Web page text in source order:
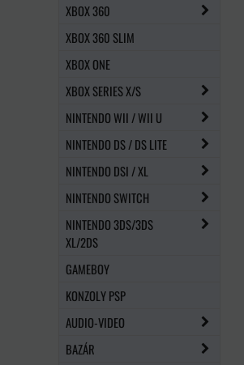
XBOX 360
XBOX 360 SLIM
XBOX ONE
XBOX SERIES X/S
NINTENDO WII / WII U
NINTENDO DS / DS LITE
NINTENDO DSI / XL
NINTENDO SWITCH
NINTENDO 3DS/3DS
XL/2DS
GAMEBOY
KONZOLY PSP
AUDIO-VIDEO
BAZÁR